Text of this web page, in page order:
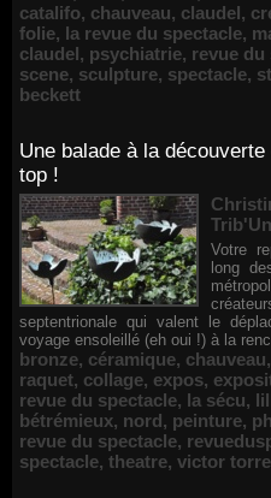
catalifo, chauveau, claudel,
folie, la revue du spectacle,
claudel, psychiatrie, revue du
scene, sculpture, spectacle,
beckett
Une balade à la
top !
Votre
long
septentrionale qui valent le
voyage ensoleillé (eh oui !) à la
bronze, céramique, chauveau,
raquet, collage, expos,
revue du spectacle, la sécu,
bétrémieux, nord, peinture,
revue du spectacle,
spectacle, theatre, victor